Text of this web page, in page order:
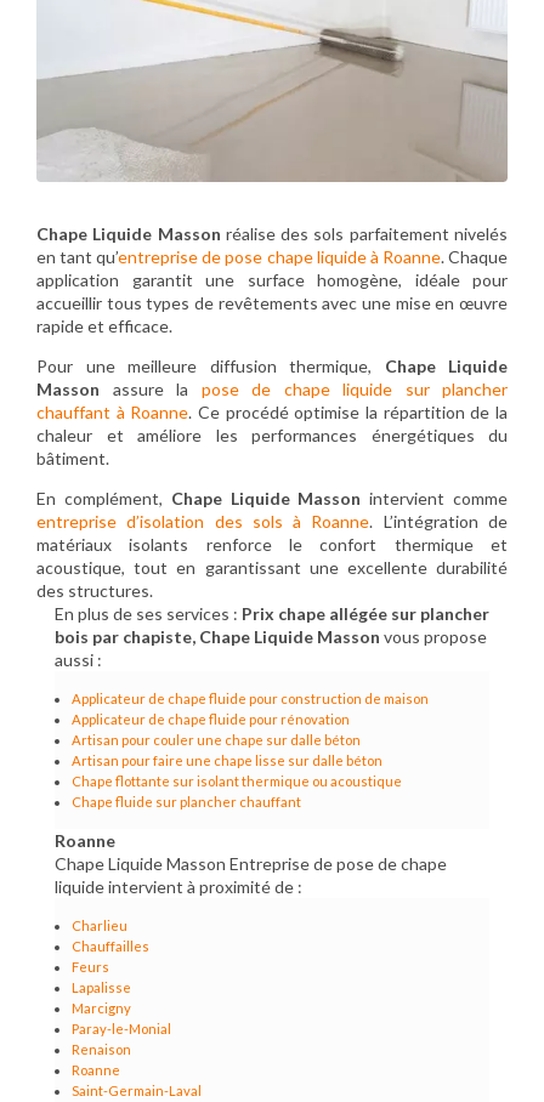
Chape Liquide Masson réalise des sols parfaitement nivelés
en tant qu’entreprise de pose chape liquide à Roanne. Chaque
application garantit une surface homogène, idéale pour
accueillir tous types de revêtements avec une mise en œuvre
rapide et efficace.
Pour une meilleure diffusion thermique, Chape Liquide
Masson assure la pose de chape liquide sur plancher
chauffant à Roanne. Ce procédé optimise la répartition de la
chaleur et améliore les performances énergétiques du
bâtiment.
En complément, Chape Liquide Masson intervient comme
entreprise d’isolation des sols à Roanne. L’intégration de
matériaux isolants renforce le confort thermique et
acoustique, tout en garantissant une excellente durabilité
des structures.
En plus de ses services : Prix chape allégée sur plancher
bois par chapiste, Chape Liquide Masson vous propose
aussi :
Applicateur de chape fluide pour construction de maison
Applicateur de chape fluide pour rénovation
Artisan pour couler une chape sur dalle béton
Artisan pour faire une chape lisse sur dalle béton
Chape flottante sur isolant thermique ou acoustique
Chape fluide sur plancher chauffant
Roanne
Chape Liquide Masson Entreprise de pose de chape
liquide intervient à proximité de :
Charlieu
Chauffailles
Feurs
Lapalisse
Marcigny
Paray-le-Monial
Renaison
Roanne
Saint-Germain-Laval